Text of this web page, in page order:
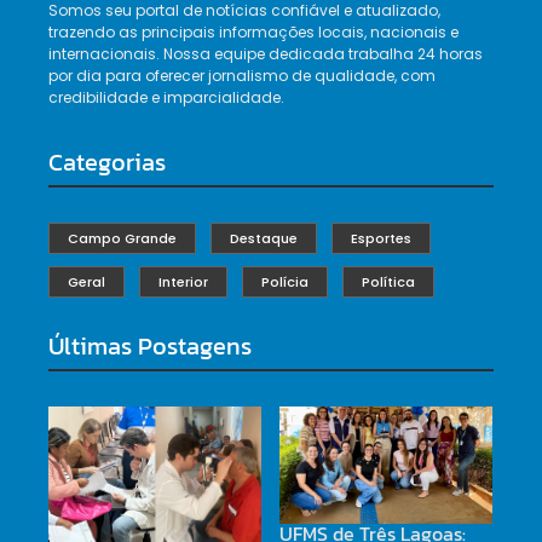
Somos seu portal de notícias confiável e atualizado,
trazendo as principais informações locais, nacionais e
internacionais. Nossa equipe dedicada trabalha 24 horas
por dia para oferecer jornalismo de qualidade, com
credibilidade e imparcialidade.
Categorias
Campo Grande Destaque Esportes
Geral Interior Polícia Política
Últimas Postagens
UFMS de Três Lagoas: